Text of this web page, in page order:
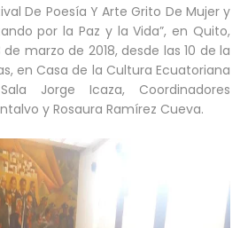
De Poesía Y Arte Grito De Mujer y
por la Paz y la Vida”, en Quito,
marzo de 2018, desde las 10 de la
en Casa de la Cultura Ecuatoriana
Jorge Icaza, Coordinadores
y Rosaura Ramírez Cueva.